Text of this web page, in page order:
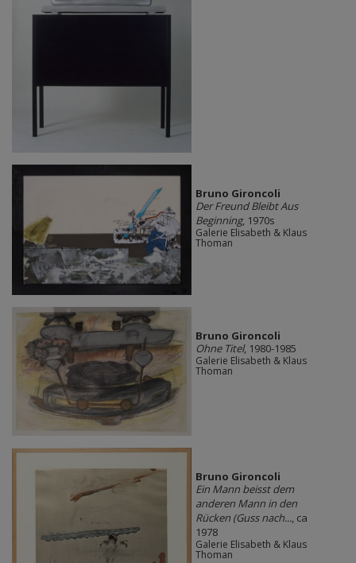
Bruno Gironcoli
Der Freund Bleibt Aus
Beginning, 1970s
Galerie Elisabeth & Klaus
Thoman
Bruno Gironcoli
Ohne Titel, 1980-1985
Galerie Elisabeth & Klaus
Thoman
Bruno Gironcoli
Ein Mann beisst dem
anderen Mann in den
Rücken (Guss nach..., ca
1978
Galerie Elisabeth & Klaus
Thoman